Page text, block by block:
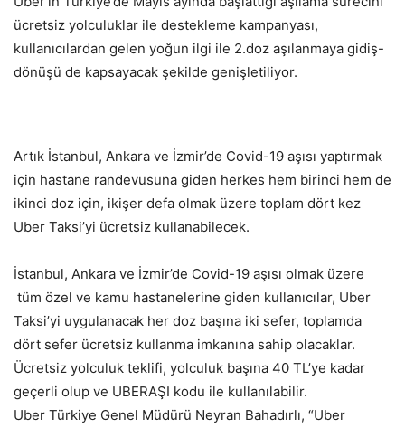
ücretsiz yolculuklar ile destekleme kampanyası,
kullanıcılardan gelen yoğun ilgi ile 2.doz aşılanmaya gidiş-
dönüşü de kapsayacak şekilde genişletiliyor.
Artık İstanbul, Ankara ve İzmir’de Covid-19 aşısı yaptırmak
için hastane randevusuna giden herkes hem birinci hem de
ikinci doz için, ikişer defa olmak üzere toplam dört kez
Uber Taksi’yi ücretsiz kullanabilecek.
İstanbul, Ankara ve İzmir’de Covid-19 aşısı olmak üzere
tüm özel ve kamu hastanelerine giden kullanıcılar, Uber
Taksi’yi uygulanacak her doz başına iki sefer, toplamda
dört sefer ücretsiz kullanma imkanına sahip olacaklar.
Ücretsiz yolculuk teklifi, yolculuk başına 40 TL’ye kadar
geçerli olup ve UBERAŞI kodu ile kullanılabilir.
Uber Türkiye Genel Müdürü Neyran Bahadırlı, “Uber